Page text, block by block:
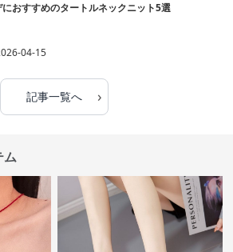
おすすめのタートルネックニット5選
04-15
記事一覧へ ›
ム